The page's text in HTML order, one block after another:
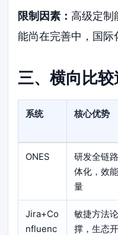
限制因素：高级定制
能尚在完善中，国际
三、横向比
系统 核心优势
ONES
研发全链
体化，效
量
Jira+Co
nfluenc
敏捷方法
撑，生态